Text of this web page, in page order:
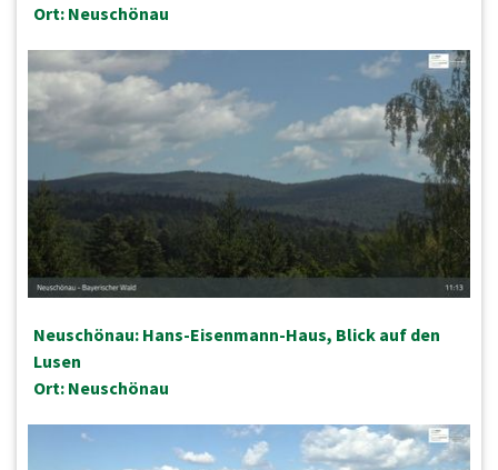
Ort: Neuschönau
Neuschönau: Hans-Eisenmann-Haus, Blick auf den
Lusen
Ort: Neuschönau